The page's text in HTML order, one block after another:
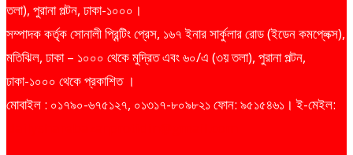
তলা), পুরানা পল্টন, ঢাকা-১০০০।
সম্পাদক কর্তৃক সোনালী প্রিন্টিং প্রেস, ১৬৭ ইনার সার্কুলার রোড (ইডেন কমপ্লেক্স),
মতিঝিল, ঢাকা – ১০০০ থেকে মুদ্রিত এবং ৬০/এ (৩য় তলা), পুরানা পল্টন,
ঢাকা-১০০০ থেকে প্রকাশিত ।
মোবাইল : ০১৭৯০-৬৭৫১২৭, ০১৩১৭-৮০৯৮২১ ফোন: ৯৫১৫৪৬১। ই-মেইল: